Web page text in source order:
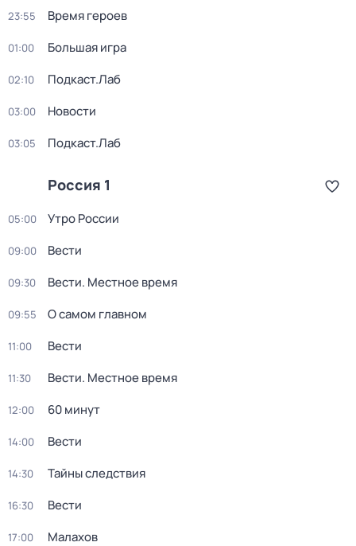
23:55 Время героев
01:00 Большая игра
02:10 Подкаст.Лаб
03:00 Новости
03:05 Подкаст.Лаб
Россия 1
05:00 Утро России
09:00 Вести
09:30 Вести. Местное время
09:55 О самом главном
11:00 Вести
11:30 Вести. Местное время
12:00 60 минут
14:00 Вести
14:30 Тайны следствия
16:30 Вести
17:00 Малахов